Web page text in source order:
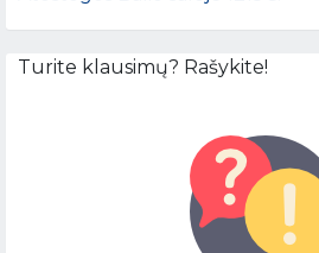
Turite klausimų? Rašykite!